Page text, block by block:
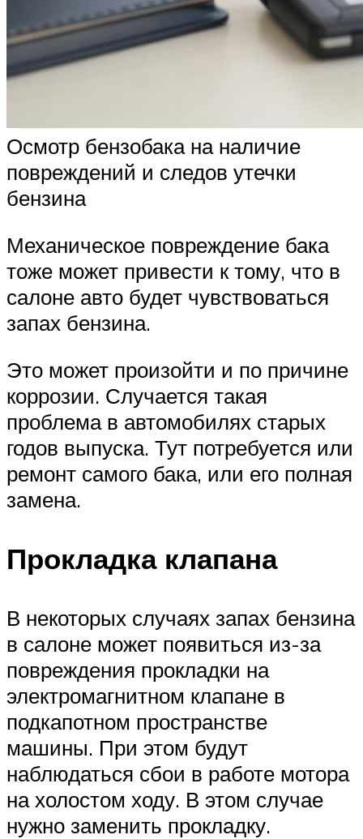
Осмотр бензобака на наличие
повреждений и следов утечки
бензина
Механическое повреждение бака
тоже может привести к тому, что в
салоне авто будет чувствоваться
запах бензина.
Это может произойти и по причине
коррозии. Случается такая
проблема в автомобилях старых
годов выпуска. Тут потребуется или
ремонт самого бака, или его полная
замена.
Прокладка клапана
В некоторых случаях запах бензина
в салоне может появиться из-за
повреждения прокладки на
электромагнитном клапане в
подкапотном пространстве
машины. При этом будут
наблюдаться сбои в работе мотора
на холостом ходу. В этом случае
нужно заменить прокладку.